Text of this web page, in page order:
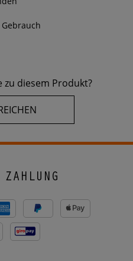
zu diesem Produkt?